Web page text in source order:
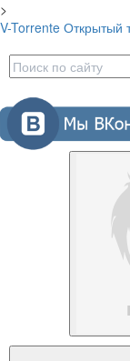
>
V-Torrente Открытый